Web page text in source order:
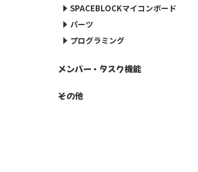
SPACEBLOCKマイコンボード
パーツ
プログラミング
メンバー・タスク機能
その他